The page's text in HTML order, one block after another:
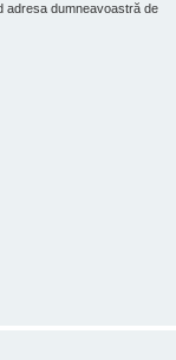
adresa dumneavoastră de